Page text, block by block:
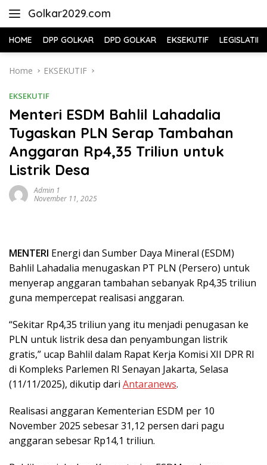
Golkar2029.com
HOME DPP GOLKAR DPD GOLKAR EKSEKUTIF LEGISLATIF
Home EKSEKUTIF
EKSEKUTIF
Menteri ESDM Bahlil Lahadalia
Tugaskan PLN Serap Tambahan
Anggaran Rp4,35 Triliun untuk
Listrik Desa
Admin 1
November 11, 2025
MENTERI Energi dan Sumber Daya Mineral (ESDM)
Bahlil Lahadalia menugaskan PT PLN (Persero) untuk
menyerap anggaran tambahan sebanyak Rp4,35 triliun
guna mempercepat realisasi anggaran.
“Sekitar Rp4,35 triliun yang itu menjadi penugasan ke
PLN untuk listrik desa dan penyambungan listrik
gratis,” ucap Bahlil dalam Rapat Kerja Komisi XII DPR RI
di Kompleks Parlemen RI Senayan Jakarta, Selasa
(11/11/2025), dikutip dari Antaranews.
Realisasi anggaran Kementerian ESDM per 10
November 2025 sebesar 31,12 persen dari pagu
anggaran sebesar Rp14,1 triliun.